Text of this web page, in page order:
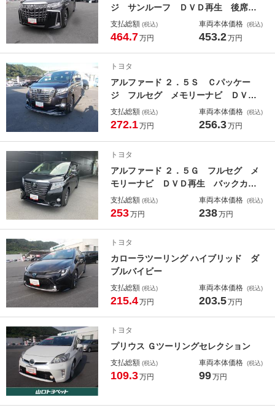
ジ サンルーフ ＤＶＤ再生 後席モ
ニター バックカメラ 衝突被害軽減
システム ＥＴＣ ドラレコ 両側電
ー 記録簿
支払総額 (税込)
464.7万円
車両本体価格 (税込)
453.2万円
トヨタ
アルファード ２．５Ｓ Ｃパッケー
ジ フルセグ メモリーナビ ＤＶＤ
再生 後席モニター バックカメラ
ＥＴＣ 両側電動スライド ＬＥＤヘ
簿
支払総額 (税込)
272.1万円
車両本体価格 (税込)
256.3万円
トヨタ
アルファード ２．５Ｇ フルセグ メ
モリーナビ ＤＶＤ再生 バックカメ
ラ ＥＴＣ ドラレコ 両側電動スラ
イド ＬＥＤヘッドランプ 乗車定員
支払総額 (税込)
253万円
車両本体価格 (税込)
238万円
トヨタ
カローラツーリング ハイブリッド ダ
ブルバイビー
支払総額 (税込)
215.4万円
車両本体価格 (税込)
203.5万円
トヨタ
プリウス Ｇツーリングセレクション
支払総額 (税込)
109.3万円
車両本体価格 (税込)
99万円